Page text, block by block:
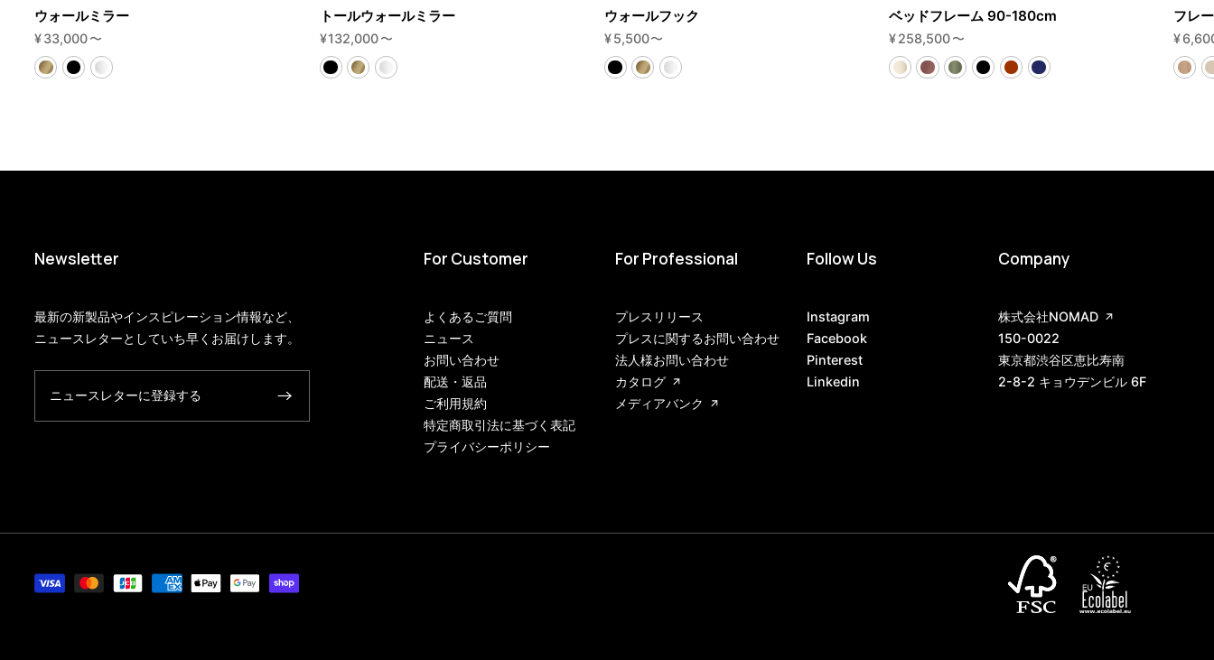
ウォールミラー
¥33,000〜
トールウォールミラー
¥132,000〜
ウォールフック
¥5,500〜
ベッドフレーム 90-180cm
¥258,500〜
フレ
¥
Newsletter
最新の新製品やインスピレーション情報など、
ニュースレターとしていち早くお届けします。
ニュースレターに登録する
For Customer
よくあるご質問
ニュース
お問い合わせ
配送・返品
ご利用規約
特定商取引法に基づく表記
プライバシーポリシー
For Professional
プレスリリース
プレスに関するお問い合わせ
法人様お問い合わせ
カタログ
メディアバンク
Follow Us
Instagram
Facebook
Pinterest
Linkedin
Company
株式会社NOMAD
150-0022
東京都渋谷区恵比寿南
2-8-2 キョウデンビル 6F